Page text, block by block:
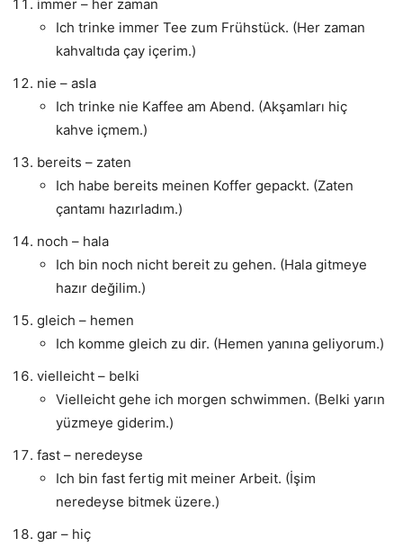
immer – her zaman
Ich trinke immer Tee zum Frühstück. (Her zaman
kahvaltıda çay içerim.)
nie – asla
Ich trinke nie Kaffee am Abend. (Akşamları hiç
kahve içmem.)
bereits – zaten
Ich habe bereits meinen Koffer gepackt. (Zaten
çantamı hazırladım.)
noch – hala
Ich bin noch nicht bereit zu gehen. (Hala gitmeye
hazır değilim.)
gleich – hemen
Ich komme gleich zu dir. (Hemen yanına geliyorum.)
vielleicht – belki
Vielleicht gehe ich morgen schwimmen. (Belki yarın
yüzmeye giderim.)
fast – neredeyse
Ich bin fast fertig mit meiner Arbeit. (İşim
neredeyse bitmek üzere.)
gar – hiç